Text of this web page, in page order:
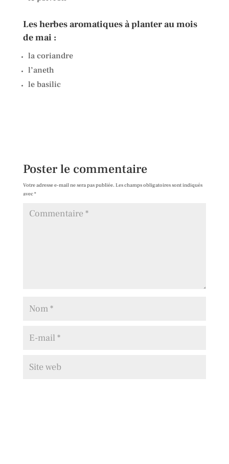
Les herbes aromatiques à planter au mois
de mai :
la coriandre
l’aneth
le basilic
Poster le commentaire
Votre adresse e-mail ne sera pas publiée. Les champs obligatoires sont indiqués
avec*